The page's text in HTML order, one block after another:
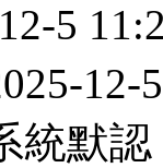
5
12-
統默認